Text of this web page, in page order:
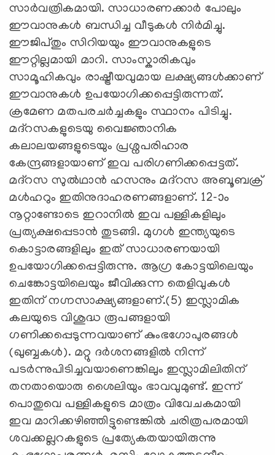
സാർവത്രികമായി. സാധാരണക്കാർ പോലും
ഈവാനുകൾ ബന്ധിച്ച വീടുകൾ നിർമിച്ചു.
ഈജിപ്തും സിറിയയും ഈവാനുകളുടെ
ഈറ്റില്ലമായി മാറി. സാംസ്കാരികവും
സാമൂഹികവും രാഷ്ട്രീയവുമായ ലക്ഷ്യങ്ങൾക്കാണ്‌
ഈവാനുകൾ ഉപയോഗിക്കപ്പെട്ടിരുന്നത്‌.
ക്രമേണ മതപരചർച്ചകളും സ്ഥാനം പിടിച്ചു.
മദ്‌റസകളുടെയു വൈജ്ഞാനിക
കലാലയങ്ങളുടെയും പ്രശ്നപരിഹാര
കേന്ദ്രങ്ങളായാണ്‌ ഇവ പരിഗണിക്കപ്പെട്ടത്‌.
മദ്‌റസ സുൽഥാൻ ഹസനും മദ്‌റസ അബൂബക്ര്
മൾഹറും ഇതിനുദാഹരണങ്ങളാണ്‌. 12-‍ാം
നൂറ്റാണ്ടോടെ ഇറാനിൽ ഇവ പള്ളികളിലും
പ്രത്യക്ഷപ്പെടാൻ തുടങ്ങി. മുഗൾ ഇന്ത്യയുടെ
കൊട്ടാരങ്ങളിലും ഇത്‌ സാധാരണയായി
ഉപയോഗിക്കപ്പെട്ടിരുന്നു. ആഗ്ര കോട്ടയിലെയും
ചെങ്കോട്ടയിലെയും ജീവിക്കുന്ന തെളിവുകൾ
ഇതിന്‌ നഗ്നസാക്ഷ്യങ്ങളാണ്‌.(5) ഇസ്ലാമിക
കലയുടെ വിശുദ്ധ രൂപങ്ങളായി
ഗണിക്കപ്പെടുന്നവയാണ്‌ കുംഭഗോപുരങ്ങൾ
(ഖുബ്ബകൾ). മറ്റു ദർശനങ്ങളിൽ നിന്ന്‌
പടർന്നുപിടിച്ചവയാണെങ്കിലും ഇസ്ലാമിലിതിന്‌
തനതായൊരു ശൈലിയും ഭാവവുമുണ്ട്‌. ഇന്ന്‌
പൊതുവെ പള്ളികളുടെ മാത്രം വിവേചകമായി
ഇവ മാറിക്കഴിഞ്ഞിട്ടുണ്ടെങ്കിൽ ചരിത്രപരമായി
ശവക്കല്ലറകളുടെ പ്രത്യേകതയായിരുന്നു